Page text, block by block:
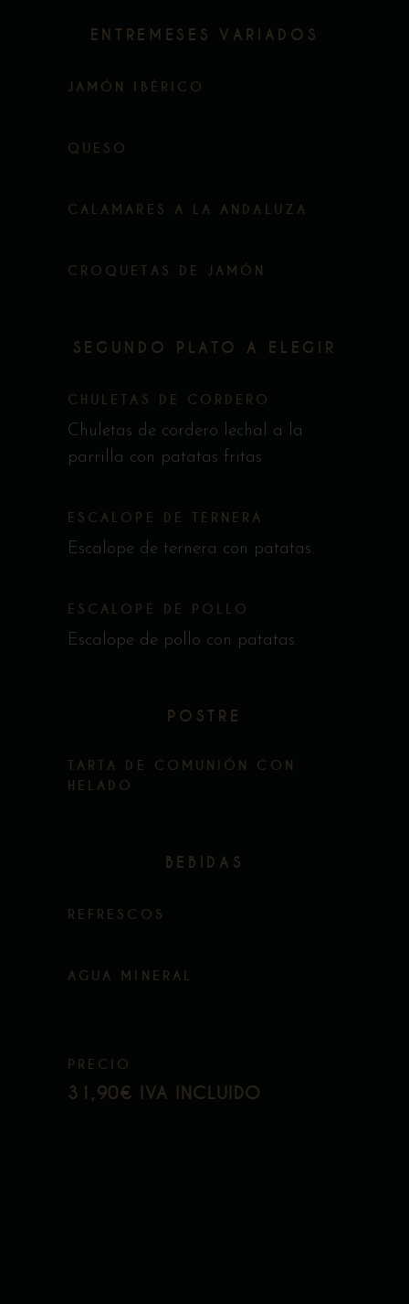
ENTREMESES VARIADOS
JAMÓN IBÉRICO
QUESO
CALAMARES A LA ANDALUZA
CROQUETAS DE JAMÓN
SEGUNDO PLATO A ELEGIR
CHULETAS DE CORDERO
Chuletas de cordero lechal a la
parrilla con patatas fritas
ESCALOPE DE TERNERA
Escalope de ternera con patatas.
ESCALOPE DE POLLO
Escalope de pollo con patatas.
POSTRE
TARTA DE COMUNIÓN CON
HELADO
BEBIDAS
REFRESCOS
AGUA MINERAL
PRECIO
31,90€ IVA INCLUIDO